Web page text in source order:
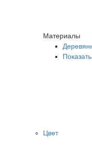
Материалы
Цвет